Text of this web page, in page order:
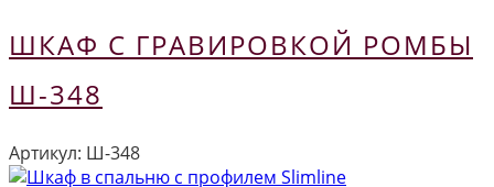
ШКАФ С ГРАВИРОВКОЙ РОМБЫ
Ш-348
Артикул: Ш-348